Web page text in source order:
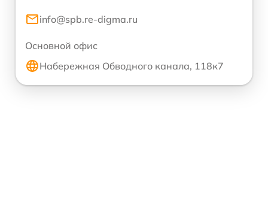
info@spb.re-digma.ru
Основной офис
Набережная Обводного канала, 118к7